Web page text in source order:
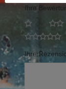
Ihre
Ihre